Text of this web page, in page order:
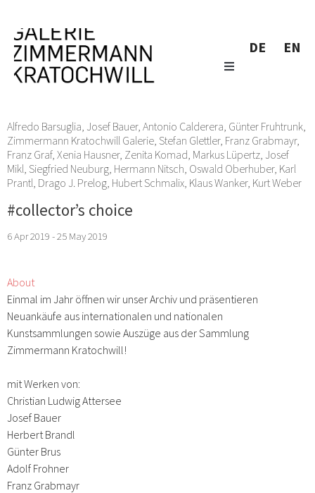
DE EN
Alfredo Barsuglia Josef Bauer, Antonio Calderera Günter Fruhtrunk
Zimmermann Kratochwill Galerie Stefan Glettler, Franz Grabmayr,
Franz Graf, Xenia Hausner, Zenita Komad Markus Lüpertz Josef
Mikl Siegfried Neuburg Hermann Nitsch Oswald Oberhuber, Karl
Prantl Drago J. Prelog Hubert Schmalix Klaus Wanker, Kurt Weber
#collector’s choice
6 Apr 2019 - 25 May 2019
About
Einmal im Jahr öffnen wir unser Archiv und präsentieren
Neuankäufe aus internationalen und nationalen
Kunstsammlungen sowie Auszüge aus der Sammlung
Zimmermann Kratochwill!
mit Werken von:
Christian Ludwig Attersee
Josef Bauer
Herbert Brandl
Günter Brus
Adolf Frohner
Franz Grabmayr